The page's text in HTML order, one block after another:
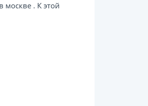
москве . К этой